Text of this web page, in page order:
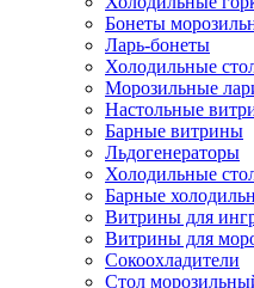
Бонеты
Ларь-бонеты
Холодильные
Морозильные
Настольные
Барные витрины
Льдогенераторы
Холодильные
Барные
Витрины для
Витрины для
Сокоохладители
Стол